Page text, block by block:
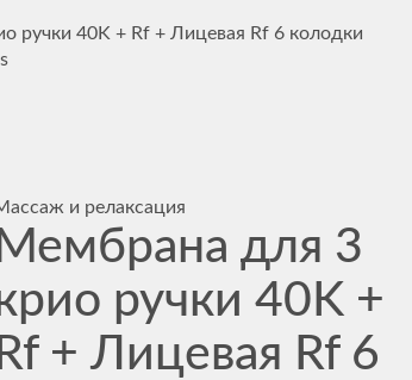
ручки 40K + Rf + Лицевая Rf 6 колодки
и релаксация
Мембрана для 3
ручки 40K +
Rf + Лицевая Rf 6